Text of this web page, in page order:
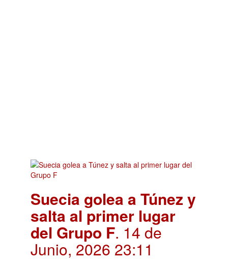
Suecia golea a Túnez y
salta al primer lugar
del Grupo F. 14 de
Junio, 2026 23:11